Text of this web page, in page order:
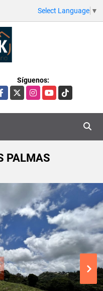
Select Language ▼
Síguenos:
X InstagramYouTubeTikTok
PALMAS